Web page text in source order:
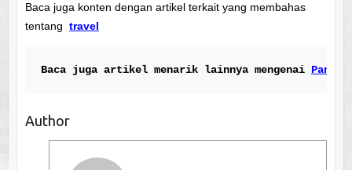
Baca juga konten dengan artikel terkait yang membahas
tentang travel
Baca juga artikel menarik lainnya mengenai Pantai
Author